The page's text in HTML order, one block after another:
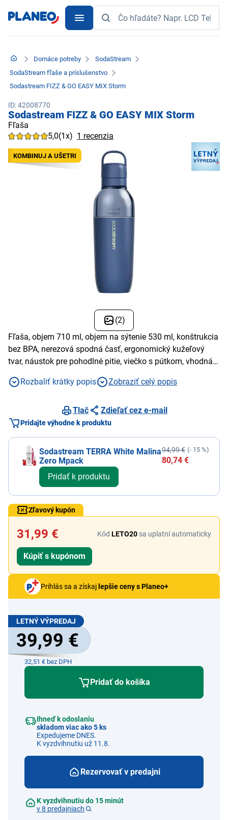
Domáce potreby
SodaStream
SodaStream fľaše a príslušenstvo
Sodastream FIZZ & GO EASY MIX Storm
ID: 42008770
Sodastream FIZZ & GO EASY MIX Storm
Fľaša
5,0(1x) 1 recenzia
KOMBINUJ A UŠETRI
(2)
Fľaša, objem 710 ml, objem na sýtenie 530 ml, konštrukcia
bez BPA, nerezová spodná časť, ergonomický kužeľový
tvar, náustok pre pohodlné pitie, viečko s pútkom, vhodná
Sodastream
Rozbaliť krátky popis Zobraziť celý popis
Tlač Zdieľať cez e-mail
Pridajte výhodne k produktu
Sodastream TERRA White Malina
Zero Mpack
94,99 € (- 15 %)
80,74 €
Pridať k produktu
Zľavový kupón
31,99 € Kód LETO20 sa uplatní automaticky
Kúpiť s kupónom
Prihlás sa a získaj lepšie ceny s Planeo+
LETNÝ VÝPREDAJ
39,99 €
32,51 € bez DPH
Pridať do košíka
Ihneď k odoslaniu
skladom viac ako 5 ks
Expedujeme DNES.
K vyzdvihnutiu už 11.8.
Rezervovať v predajni
K vyzdvihnutiu do 15 minút
v 8 predajniach